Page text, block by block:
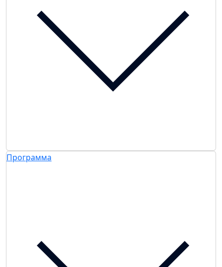
Программа